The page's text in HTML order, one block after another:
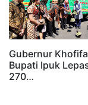
Gubernur
Bupati Ipuk
270…